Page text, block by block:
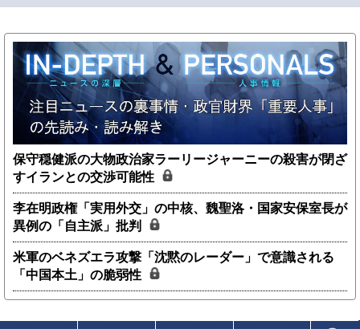
保守穏健派の大物政治家ラーリージャーニーの殺害が閉ざ
すイランとの交渉可能性
李在明政権「実用外交」の中核、魏聖洛・国家安保室長が
異例の「自主派」批判
米軍のベネズエラ攻撃「沈黙のレーダー」で意識される
「中国本土」の脆弱性